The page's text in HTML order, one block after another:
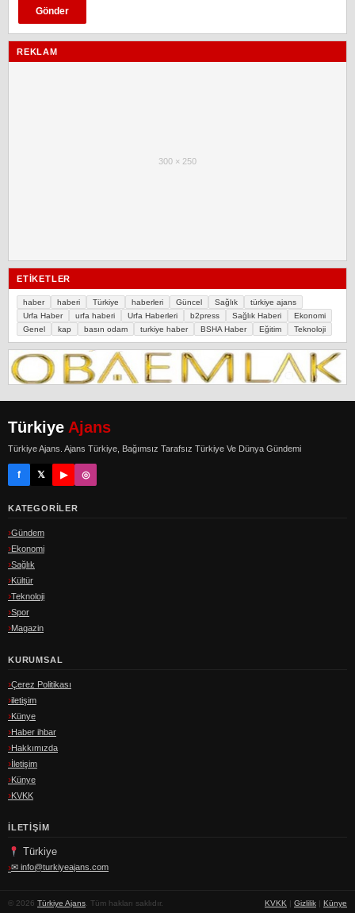
REKLAM
300 × 250
ETIKETLER
haber haberi Türkiye haberleri Güncel Sağlık
türkiye ajans
Urfa Haber
urfa haberi Urfa Haberleri b2press Sağlık Haberi
Ekonomi
Genel
kap basın odam turkiye haber BSHA Haber Eğitim Teknoloji
Türkiye Ajans
Türkiye Ajans. Ajans Türkiye, Bağımsız Tarafsız Türkiye Ve Dünya Gündemi
f 𝕏 ▶ ◎
KATEGORILER
Gündem
Ekonomi
Sağlık
Kültür
Teknoloji
Spor
Magazin
KURUMSAL
Çerez Politikası
iletişim
Künye
Haber ihbar
Hakkımızda
İletişim
Künye
KVKK
İLETIŞIM
Türkiye
✉ info@turkiyeajans.com
© 2026 Türkiye Ajans. Tüm hakları saklıdır. KVKK Gizlilik Künye